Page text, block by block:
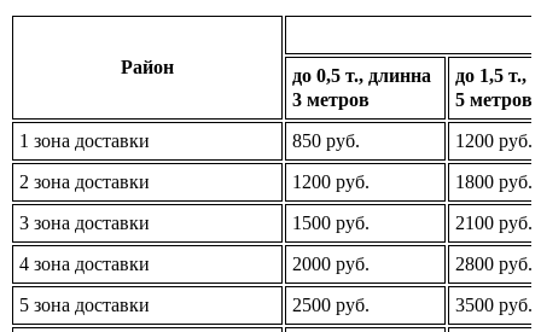
Район
до 0,5 т., длинна
3 метров
до 1,5 т.,
5 метров
1 зона доставки
850 руб.
1200 руб.
2 зона доставки
1200 руб.
1800 руб.
3 зона доставки
1500 руб.
2100 руб.
4 зона доставки
2000 руб.
2800 руб.
5 зона доставки
2500 руб.
3500 руб.